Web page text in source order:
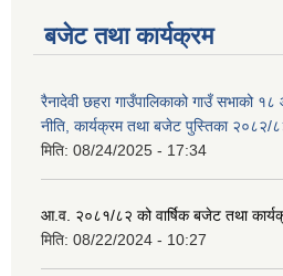
बजेट तथा कार्यक्रम
रैनादेवी छहरा गाउँपालिकाको गाउँ सभाको
नीति, कार्यक्रम तथा बजेट पुस्तिका २०८२/
मिति: 08/24/2025 - 17:34
आ.व. २०८१/८२ को वार्षिक बजेट तथा
मिति: 08/22/2024 - 10:27